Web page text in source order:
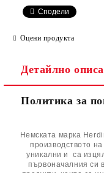
Сподели
Оцени продукта
Детайлно
Политика за
Немската марка
производството
уникални и са
първоначалния си